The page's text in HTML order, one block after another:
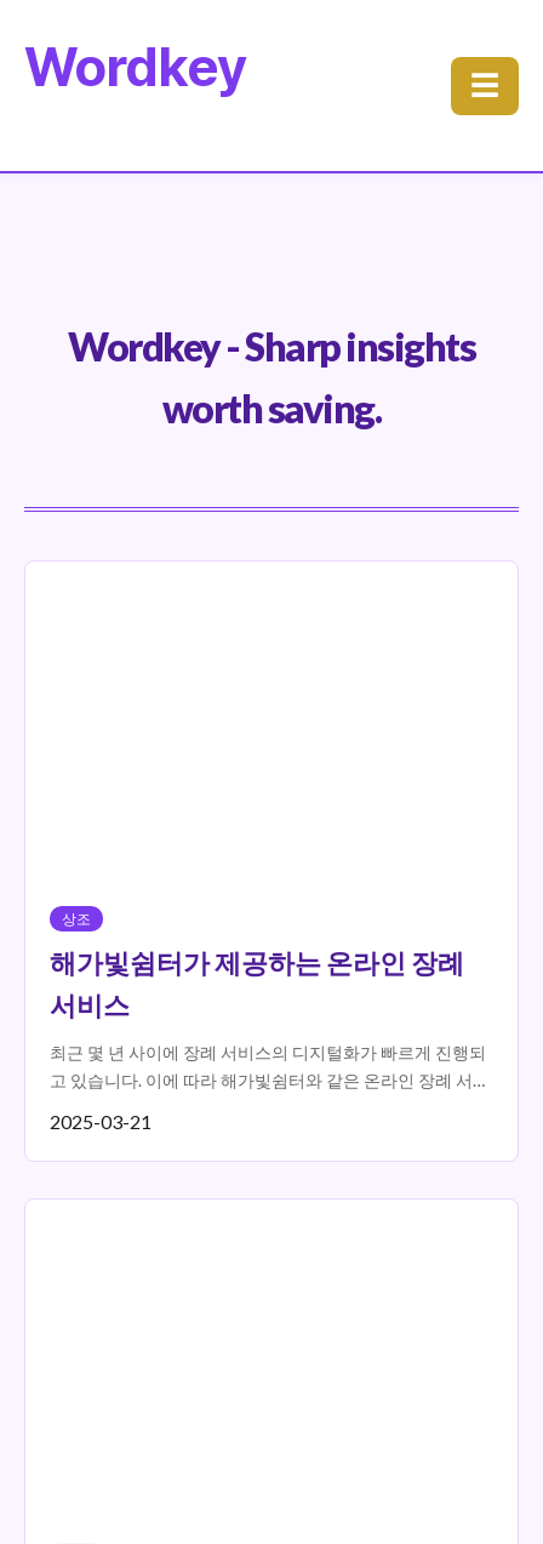
Wordkey ☰
Wordkey - Sharp insights
worth saving.
상조
해가빛쉼터가 제공하는 온라인 장례
서비스
최근 몇 년 사이에 장례 서비스의 디지털화가 빠르게 진행되
고 있습니다. 이에 따라 해가빛쉼터와 같은 온라인 장례 서비
2025-03-21